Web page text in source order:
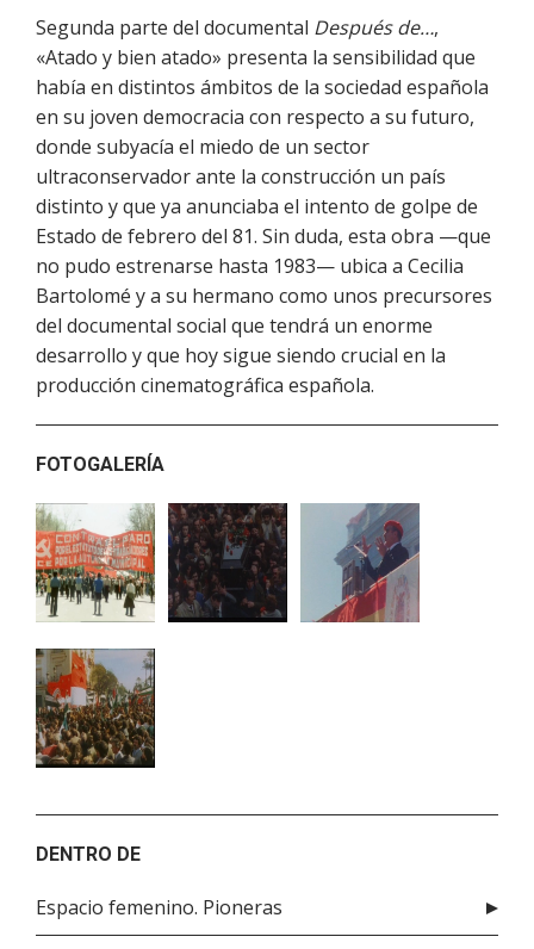
Segunda parte del documental Después de…,
«Atado y bien atado» presenta la sensibilidad que
había en distintos ámbitos de la sociedad española
en su joven democracia con respecto a su futuro,
donde subyacía el miedo de un sector
ultraconservador ante la construcción un país
distinto y que ya anunciaba el intento de golpe de
Estado de febrero del 81. Sin duda, esta obra —que
no pudo estrenarse hasta 1983— ubica a Cecilia
Bartolomé y a su hermano como unos precursores
del documental social que tendrá un enorme
desarrollo y que hoy sigue siendo crucial en la
producción cinematográfica española.
FOTOGALERÍA
DENTRO DE
Espacio femenino. Pioneras